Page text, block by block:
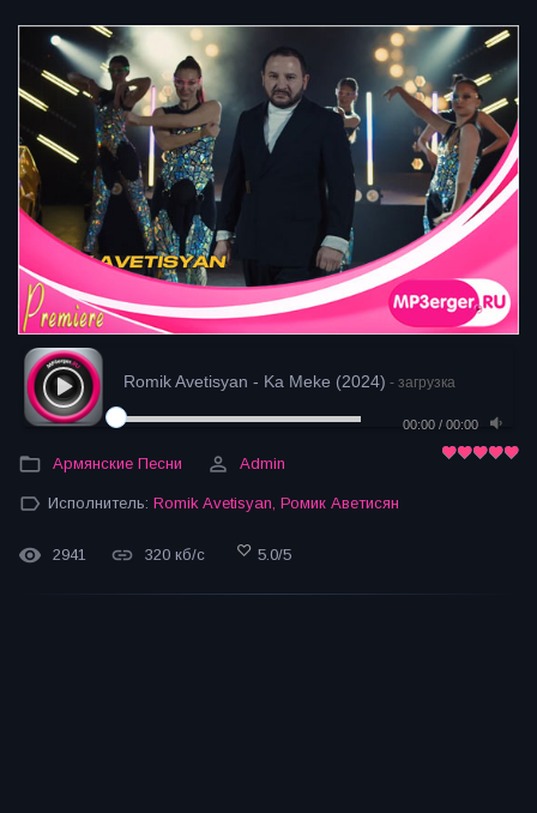
Romik Avetisyan - Ka Meke (2024) - загрузка
00:00 / 00:00
Армянские Песни Admin
Исполнитель: Romik Avetisyan Ромик Аветисян
2941 320 кб/с 5.0/5